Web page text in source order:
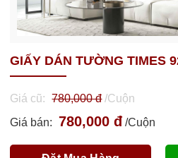
GIẤY DÁN TƯỜNG TIMES
Giá cũ: 780,000 đ/Cuộn
Giá bán:
780,000 đ /Cuộn